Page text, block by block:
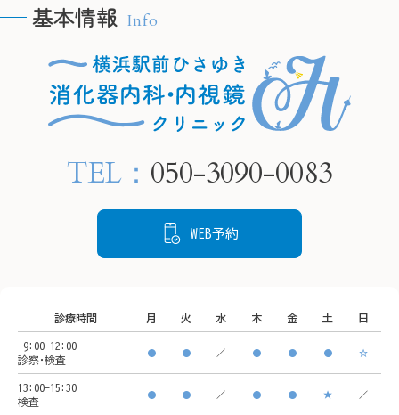
🫧HPの予約フォームより、
24時間ご要約可能です🫧
プロフィールリンクから
神奈川県横浜市西区南幸２
🚃アクセス方法
横浜駅西口　徒歩5分
イオンモール「CeeU
当院では内視鏡検査で胃の
粘膜の状態を確認し、感染
が疑われる場合は組織を採
です。
🚃ア
横浜
基本情報 Info
TEL： 050-3090-0083
WEB予約
診療時間 月 火 水 木 金 土 日
9:00-12:00
診察･検査
● ● ／ ● ● ● ☆
13:00-15:30
検査
● ● ／ ● ● ★ ／